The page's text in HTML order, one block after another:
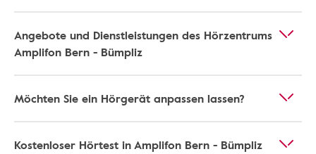
Angebote und Dienstleistungen des Hörzentrums
Amplifon Bern - Bümpliz
Möchten Sie ein Hörgerät anpassen lassen?
Kostenloser Hörtest in Amplifon Bern - Bümpliz